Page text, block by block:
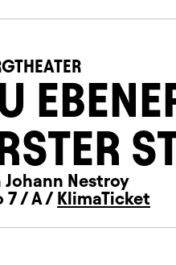
Johann Nestroy
7 / A / KlimaTicket